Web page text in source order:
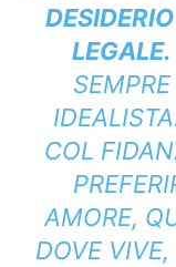
LEGALE.
COL
AMORE,
DOVE